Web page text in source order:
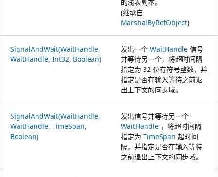
的浅表副本。
(继承自
MarshalByRefObject)
SignalAndWait(WaitHandle,
WaitHandle, Int32, Boolean)
发出一个 WaitHandle 信号
并等待另一个，将超时间隔
指定为 32 位有符号整数，并
指定是否在输入等待之前退
出上下文的同步域。
SignalAndWait(WaitHandle,
WaitHandle, TimeSpan,
Boolean)
发出信号并等待另一个
WaitHandle ，将超时间隔
指定为 TimeSpan 超时间
隔，并指定是否在输入等待
之前退出上下文的同步域。